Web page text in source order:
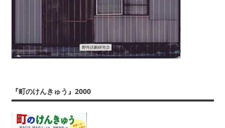
『町のけんきゅう』2000